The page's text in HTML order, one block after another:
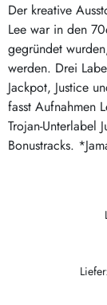
Der kreative
Lee war in den
gegründet
werden. Drei
Jackpot, Justice
fasst Aufnahmen
Trojan-Unterlabel
Bonustracks.